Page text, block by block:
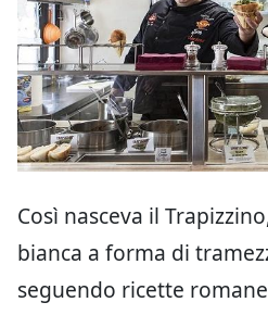
Così nasceva il
bianca a forma di
seguendo ricette